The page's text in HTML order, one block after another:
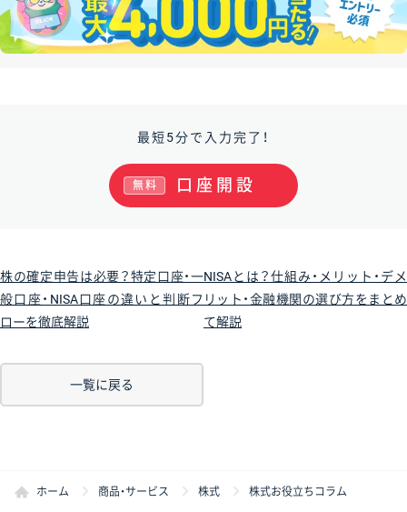
最短5分で入力完了！
口座開設
無料
株の確定申告は必要？特定口座・一
般口座・NISA口座の違いと判断フ
ローを徹底解説
NISAとは？仕組み・メリット・デメ
リット・金融機関の選び方をまとめ
て解説
一覧に戻る
ホーム 商品・サービス 株式 株式お役立ちコラム